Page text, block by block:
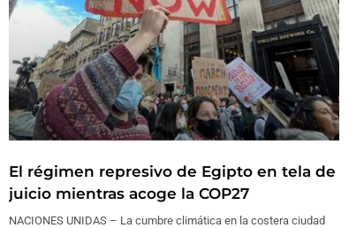
El régimen represivo de Egipto en tela de
juicio mientras acoge la COP27
NACIONES UNIDAS – La cumbre climática en la costera ciudad